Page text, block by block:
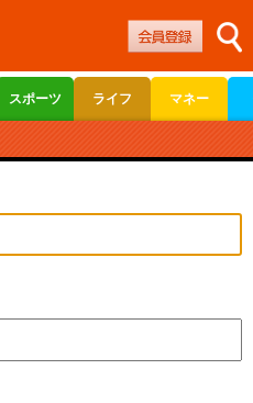
スポーツ ライフ マネー